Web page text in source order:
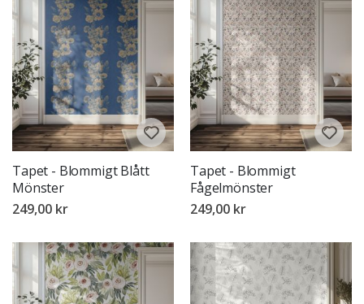
Tapet - Blommigt Blått
Mönster
249,00 kr
Tapet - Blommigt
Fågelmönster
249,00 kr